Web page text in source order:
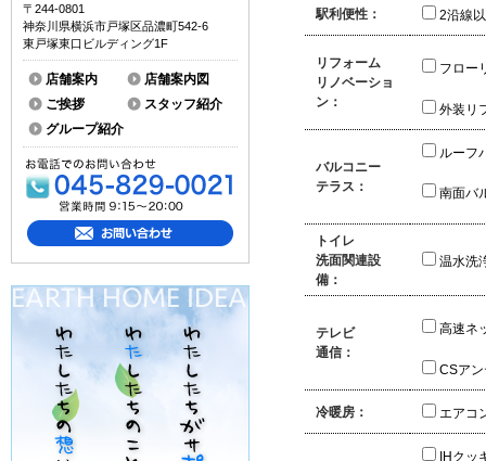
駅利便性： 2沿線
リフォーム
リノベーショ
ン：
フロー
外装リ
バルコニー
テラス：
ルーフ
南面バ
トイレ
洗面関連設
備：
温水洗
テレビ
通信：
高速ネ
CSア
冷暖房： エアコ
IHクッ
〒244-0801
神奈川県横浜市戸塚区品濃町542-6
東戸塚東口ビルディング1F
店舗案内
店舗案内図
ご挨拶
スタッフ紹介
グループ紹介